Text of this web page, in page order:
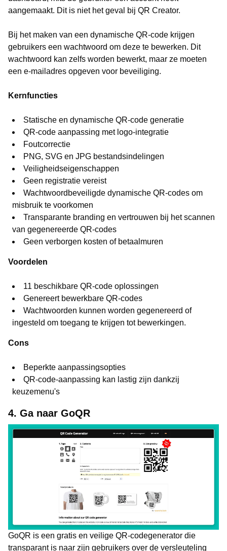
aangemaakt. Dit is niet het geval bij QR Creator.
Bij het maken van een dynamische QR-code krijgen
gebruikers een wachtwoord om deze te bewerken. Dit
wachtwoord kan zelfs worden bewerkt, maar ze moeten
een e-mailadres opgeven voor beveiliging.
Kernfuncties
Statische en dynamische QR-code generatie
QR-code aanpassing met logo-integratie
Foutcorrectie
PNG, SVG en JPG bestandsindelingen
Veiligheidseigenschappen
Geen registratie vereist
Wachtwoordbeveiligde dynamische QR-codes om
misbruik te voorkomen
Transparante branding en vertrouwen bij het scannen
van gegenereerde QR-codes
Geen verborgen kosten of betaalmuren
Voordelen
11 beschikbare QR-code oplossingen
Genereert bewerkbare QR-codes
Wachtwoorden kunnen worden gegenereerd of
ingesteld om toegang te krijgen tot bewerkingen.
Cons
Beperkte aanpassingsopties
QR-code-aanpassing kan lastig zijn dankzij
keuzemenu's
4. Ga naar GoQR
GoQR is een gratis en veilige QR-codegenerator die
transparant is naar zijn gebruikers over de versleuteling